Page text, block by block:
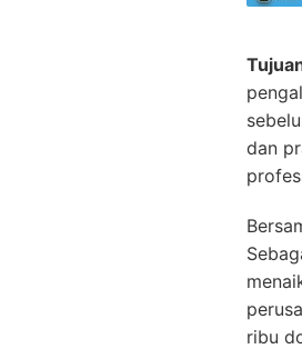
dan
ribu